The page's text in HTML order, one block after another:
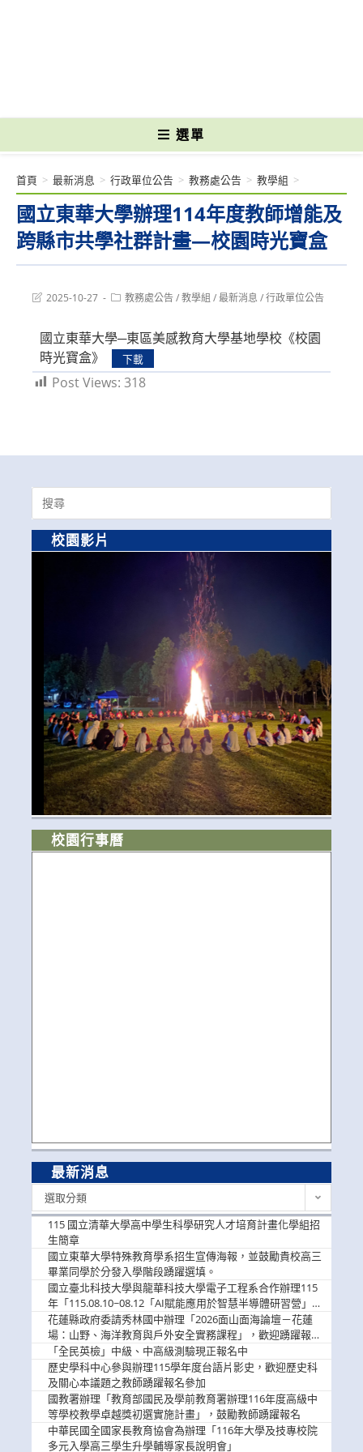
選單
國立東華大學辦理114年度教師增能及
跨縣市共學社群計畫—校園時光寶盒
首頁 > 最新消息 > 行政單位公告 > 教務處公告 > 教學組 >
Post2025-10-27
Post教務處公告/教學組 /最新消息 /行政單位公告
國立東華大學─東區美感教育大學基地學校《校園
時光寶盒》
下載
Post Views: 318
Search
for:
校園影片
校園行事曆
最新消息
選取分類
115 國立清華大學高中學生科學研究人才培育計畫化學組招
生簡章
國立東華大學特殊教育學系招生宣傳海報，並鼓勵貴校高三
畢業同學於分發入學階段踴躍選填。
國立臺北科技大學與龍華科技大學電子工程系合作辦理115
年「115.08.10~08.12「AI賦能應用於智慧半導體研習營」，
歡迎學生踴躍報名參加
花蓮縣政府委請秀林國中辦理「2026面山面海論壇－花蓮
場：山野、海洋教育與戶外安全實務課程」，歡迎踴躍報名
參加
「全民英檢」中級、中高級測驗現正報名中
歷史學科中心參與辦理115學年度台語片影史，歡迎歷史科
及關心本議題之教師踴躍報名參加
國教署辦理「教育部國民及學前教育署辦理116年度高級中
等學校教學卓越獎初選實施計畫」，鼓勵教師踴躍報名
中華民國全國家長教育協會為辦理「116年大學及技專校院
多元入學高三學生升學輔導家長說明會」